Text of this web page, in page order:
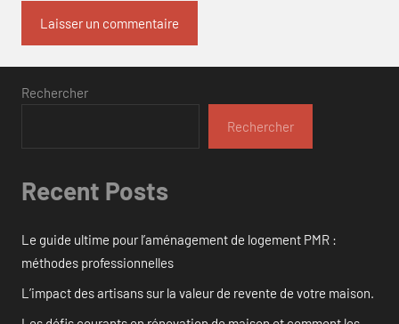
Rechercher
Rechercher
Recent Posts
Le guide ultime pour l’aménagement de logement PMR :
méthodes professionnelles
L’impact des artisans sur la valeur de revente de votre maison.